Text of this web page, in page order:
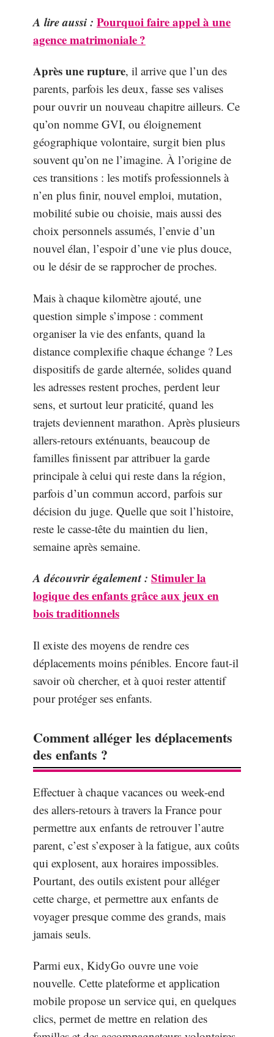
A lire aussi : Pourquoi faire appel à une
agence matrimoniale ?
Après une rupture, il arrive que l’un des
parents, parfois les deux, fasse ses valises
pour ouvrir un nouveau chapitre ailleurs. Ce
qu’on nomme GVI, ou éloignement
géographique volontaire, surgit bien plus
souvent qu’on ne l’imagine. À l’origine de
ces transitions : les motifs professionnels à
n’en plus finir, nouvel emploi, mutation,
mobilité subie ou choisie, mais aussi des
choix personnels assumés, l’envie d’un
nouvel élan, l’espoir d’une vie plus douce,
ou le désir de se rapprocher de proches.
Mais à chaque kilomètre ajouté, une
question simple s’impose : comment
organiser la vie des enfants, quand la
distance complexifie chaque échange ? Les
dispositifs de garde alternée, solides quand
les adresses restent proches, perdent leur
sens, et surtout leur praticité, quand les
trajets deviennent marathon. Après plusieurs
allers-retours exténuants, beaucoup de
familles finissent par attribuer la garde
principale à celui qui reste dans la région,
parfois d’un commun accord, parfois sur
décision du juge. Quelle que soit l’histoire,
reste le casse-tête du maintien du lien,
semaine après semaine.
A découvrir également : Stimuler la
logique des enfants grâce aux jeux en
bois traditionnels
Il existe des moyens de rendre ces
déplacements moins pénibles. Encore faut-il
savoir où chercher, et à quoi rester attentif
pour protéger ses enfants.
Comment alléger les déplacements
des enfants ?
Effectuer à chaque vacances ou week-end
des allers-retours à travers la France pour
permettre aux enfants de retrouver l’autre
parent, c’est s’exposer à la fatigue, aux coûts
qui explosent, aux horaires impossibles.
Pourtant, des outils existent pour alléger
cette charge, et permettre aux enfants de
voyager presque comme des grands, mais
jamais seuls.
Parmi eux, KidyGo ouvre une voie
nouvelle. Cette plateforme et application
mobile propose un service qui, en quelques
clics, permet de mettre en relation des